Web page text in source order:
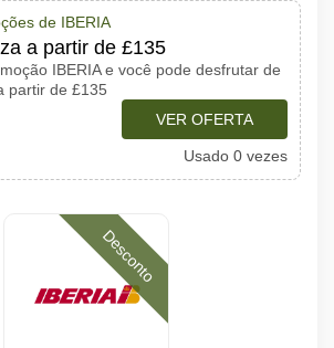
de IBERIA
a partir de £135
IBERIA e você pode desfrutar de
partir de £135
VER OFERTA
Usado 0 vezes
Desconto